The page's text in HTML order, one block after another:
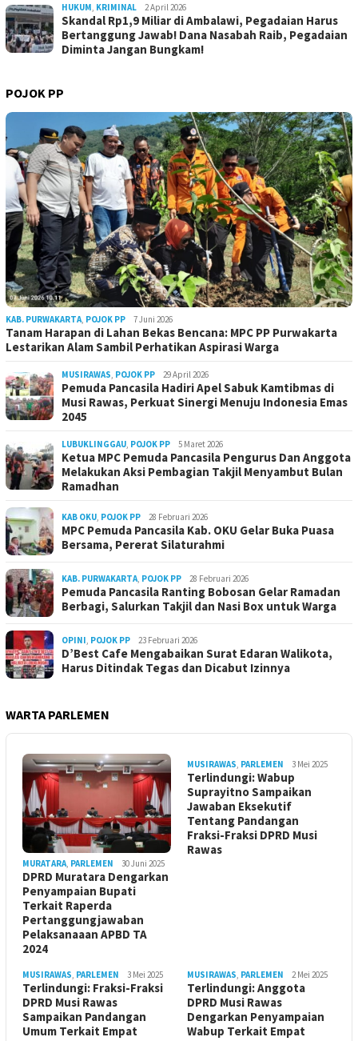
HUKUM, KRIMINAL 2 April 2026
Skandal Rp1,9 Miliar di Ambalawi, Pegadaian Harus
Bertanggung Jawab! Dana Nasabah Raib, Pegadaian
Diminta Jangan Bungkam!
POJOK PP
KAB. PURWAKARTA, POJOK PP 7 Juni 2026
Tanam Harapan di Lahan Bekas Bencana: MPC PP Purwakarta
Lestarikan Alam Sambil Perhatikan Aspirasi Warga
MUSIRAWAS, POJOK PP 29 April 2026
Pemuda Pancasila Hadiri Apel Sabuk Kamtibmas di
Musi Rawas, Perkuat Sinergi Menuju Indonesia Emas
2045
LUBUKLINGGAU, POJOK PP 5 Maret 2026
Ketua MPC Pemuda Pancasila Pengurus Dan Anggota
Melakukan Aksi Pembagian Takjil Menyambut Bulan
Ramadhan
KAB OKU, POJOK PP 28 Februari 2026
MPC Pemuda Pancasila Kab. OKU Gelar Buka Puasa
Bersama, Pererat Silaturahmi
KAB. PURWAKARTA, POJOK PP 28 Februari 2026
Pemuda Pancasila Ranting Bobosan Gelar Ramadan
Berbagi, Salurkan Takjil dan Nasi Box untuk Warga
OPINI, POJOK PP 23 Februari 2026
D’Best Cafe Mengabaikan Surat Edaran Walikota,
Harus Ditindak Tegas dan Dicabut Izinnya
WARTA PARLEMEN
MURATARA, PARLEMEN 30 Juni 2025
DPRD Muratara Dengarkan
Penyampaian Bupati
Terkait Raperda
Pertanggungjawaban
Pelaksanaaan APBD TA
2024
MUSIRAWAS, PARLEMEN 3 Mei 2025
Terlindungi: Wabup
Suprayitno Sampaikan
Jawaban Eksekutif
Tentang Pandangan
Fraksi-Fraksi DPRD Musi
Rawas
MUSIRAWAS, PARLEMEN 3 Mei 2025
Terlindungi: Fraksi-Fraksi
DPRD Musi Rawas
Sampaikan Pandangan
Umum Terkait Empat
MUSIRAWAS, PARLEMEN 2 Mei 2025
Terlindungi: Anggota
DPRD Musi Rawas
Dengarkan Penyampaian
Wabup Terkait Empat